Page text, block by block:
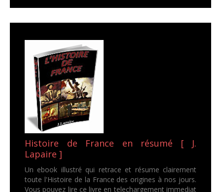
Histoire de France en résumé [ J.
Lapaire ]
Un ebook illustré qui retrace et résume clairement
toute l'Histoire de la France des origines à nos jours.
Vous pouvez lire ce livre en telechargement immediat